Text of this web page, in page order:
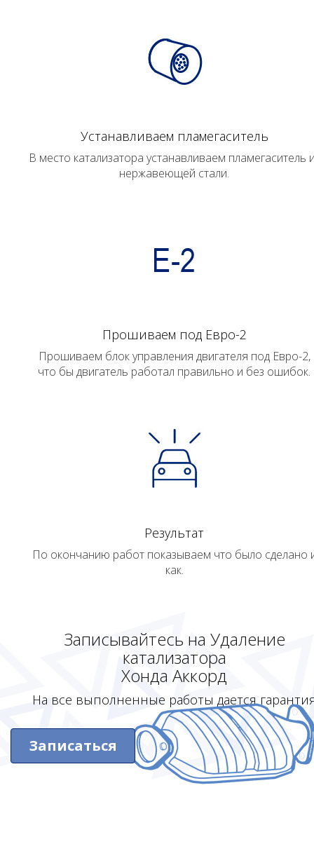
Устанавливаем пламегаситель
В место катализатора устанавливаем пламегаситель
нержавеющей стали.
Прошиваем под Евро-2
Прошиваем блок управления двигателя под Евро-2,
что бы двигатель работал правильно и без ошибок.
Результат
По окончанию работ показываем что было сделано
как.
Записывайтесь на Удаление
катализатора
Хонда Аккорд
На все выполненные работы дается
Записаться